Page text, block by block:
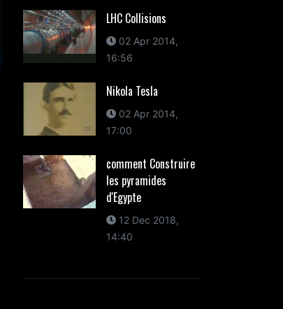
LHC Collisions
02 Apr 2014,
16:56
Nikola Tesla
02 Apr 2014,
17:00
comment Construire
les pyramides
d'Egypte
12 Dec 2018,
14:40